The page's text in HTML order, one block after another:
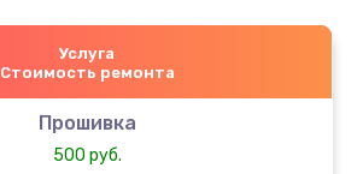
Услуга
Стоимость ремонта
Прошивка
500 руб.